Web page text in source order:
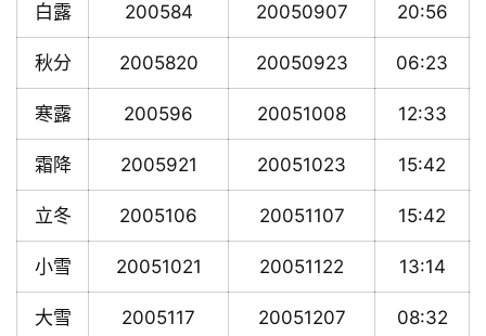
白露 200584 20050907 20:56
秋分 2005820 20050923 06:23
寒露 200596 20051008 12:33
霜降 2005921 20051023 15:42
立冬 2005106 20051107 15:42
小雪 20051021 20051122 13:14
大雪 2005117 20051207 08:32